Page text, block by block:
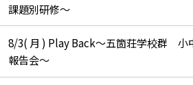
課題別研修～
8/3( 月 ) Play Back～五箇荘学校群 小
報告会～